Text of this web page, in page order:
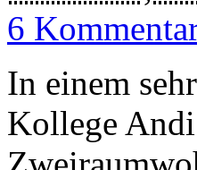
6
In einem
Kollege